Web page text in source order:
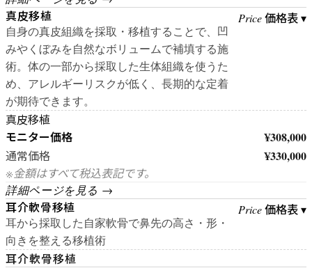
真皮移植
自身の真皮組織を採取・移植することで、凹
みやくぼみを自然なボリュームで補填する施
術。体の一部から採取した生体組織を使うた
め、アレルギーリスクが低く、長期的な定着
が期待できます。
Price価格表 ▾
真皮移植
モニター価格 ¥308,000
通常価格 ¥330,000
※金額はすべて税込表記です。
詳細ページを見る →
耳介軟骨移植
耳から採取した自家軟骨で鼻先の高さ・形・
向きを整える移植術
Price価格表 ▾
耳介軟骨移植